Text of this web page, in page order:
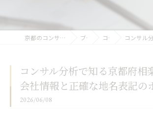
京都のコンサルなら株式会社Mr財務屋 ブログ コラム コンサル分析で知る京都府
コンサル分析で知る京都府相
会社情報と正確な地名表記の
2026/06/08